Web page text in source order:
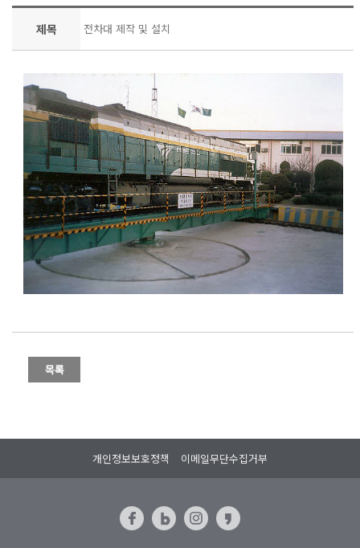
제목 전차대 제작 및 설치
개인정보보호정책 이메일무단수집거부